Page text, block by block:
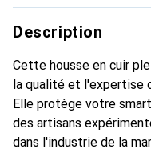
Description
Cette housse en cuir
la qualité et l'expertise
Elle protège votre
des artisans
dans l'industrie de la